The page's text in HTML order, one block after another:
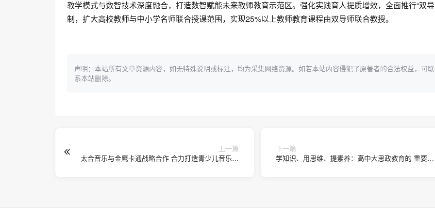
教学模式与数智技术深度融合，打造数智赋能未来教师教育示范区。强化实践育人提质增效，全面推行“双导
制，扩大高校教师与中小学名师联合授课范围，实现25%以上教师教育课程由双导师联合教授。
声明：本站所有文章资源内容，如无特殊说明或标注，均为采集网络资源。如若本站内容侵犯了原著者的合法权益，可联
系本站删除。
上一篇
太合音乐与金鹰卡通战略合作 合力打造青少儿音乐成
下一篇
学知识、用思维、提素养：高中大思政教育的 重要遵